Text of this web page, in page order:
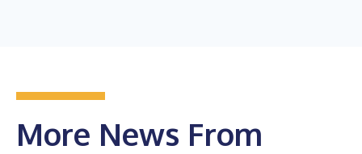
More News From